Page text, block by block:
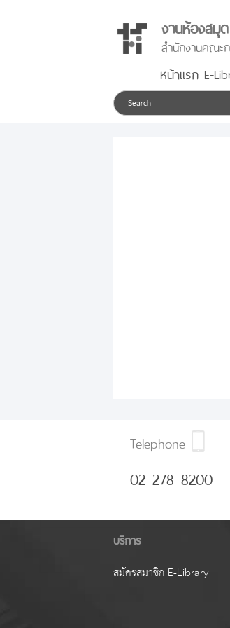
งานห้องสมุ
สำนักงานคณะ
หน้าแรก E-
Telephone
02 278 8200
บริการ
สมัครสมาชิก E-Library